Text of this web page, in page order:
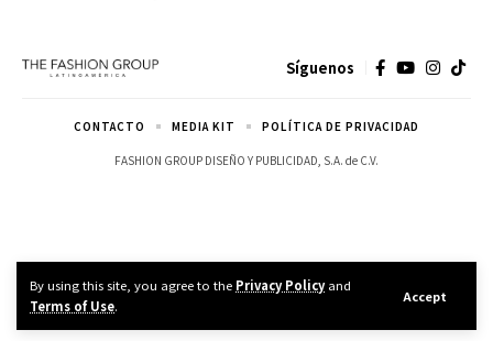
By using this site, you agree to the Privacy Policyand
Terms of Use.
Accept
Síguenos
FASHION GROUP DISEÑO Y PUBLICIDAD, S.A. de C.V.
CONTACTO MEDIA KIT POLÍTICA DE PRIVACIDAD